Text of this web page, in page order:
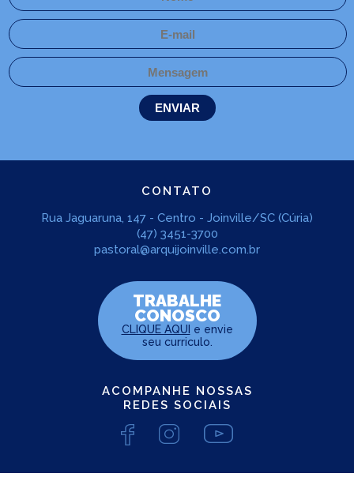
CONTATO
Rua Jaguaruna, 147 - Centro - Joinville/SC (Cúria)
(47) 3451-3700
pastoral@arquijoinville.com.br
TRABALHE
CONOSCO
CLIQUE AQUI e envie
seu curriculo.
ACOMPANHE NOSSAS
REDES SOCIAIS